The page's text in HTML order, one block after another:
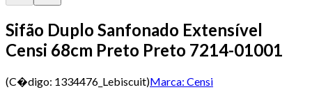
Sifão Duplo Sanfonado Extensível
Censi 68cm Preto Preto 7214-01001
(C�digo: 1334476_Lebiscuit)Marca: Censi